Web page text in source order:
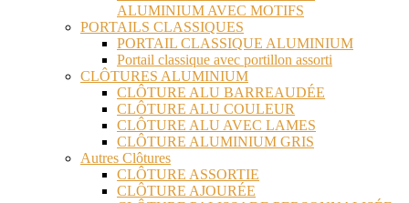
ALUMINIUM AVEC MOTIFS
PORTAILS CLASSIQUES
PORTAIL CLASSIQUE ALUMINIUM
Portail classique avec portillon assorti
CLÔTURES ALUMINIUM
CLÔTURE ALU BARREAUDÉE
CLÔTURE ALU COULEUR
CLÔTURE ALU AVEC LAMES
CLÔTURE ALUMINIUM GRIS
Autres Clôtures
CLÔTURE ASSORTIE
CLÔTURE AJOURÉE